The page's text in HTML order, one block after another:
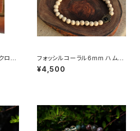
ロ
っ
フォッシルコーラル6mm ハムサ
ハンド
¥4,500